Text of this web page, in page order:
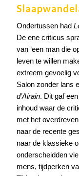
Ondertussen had
De ene criticus
van ‘een man die
leven te willen
extreem gevoelig
Salon zonder lans
d’Airain. Dit gaf
inhoud waar de
met het
naar de recente
naar de klassieke
onderscheidden
mens, tijdperken